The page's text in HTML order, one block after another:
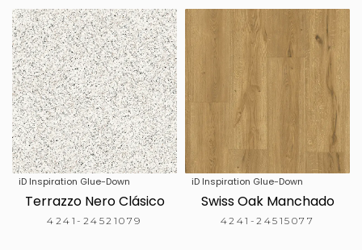
iD Inspiration Glue-Down
Terrazzo Nero Clásico
4241-24521079
iD Inspiration Glue-Down
Swiss Oak Manchado
4241-24515077